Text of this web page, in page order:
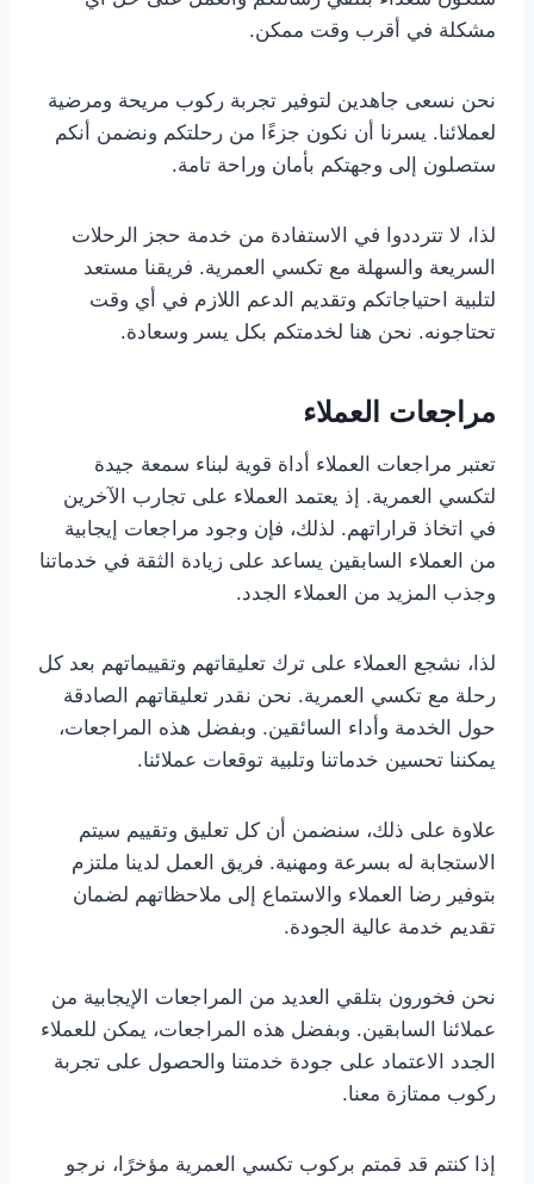
مشكلة في أقرب وقت ممكن.
نحن نسعى جاهدين لتوفير تجربة ركوب مريحة ومرضية
لعملائنا. يسرنا أن نكون جزءًا من رحلتكم ونضمن أنكم
ستصلون إلى وجهتكم بأمان وراحة تامة.
لذا، لا تترددوا في الاستفادة من خدمة حجز الرحلات
السريعة والسهلة مع تكسي العمرية. فريقنا مستعد
لتلبية احتياجاتكم وتقديم الدعم اللازم في أي وقت
تحتاجونه. نحن هنا لخدمتكم بكل يسر وسعادة.
مراجعات العملاء
تعتبر مراجعات العملاء أداة قوية لبناء سمعة جيدة
لتكسي العمرية. إذ يعتمد العملاء على تجارب الآخرين
في اتخاذ قراراتهم. لذلك، فإن وجود مراجعات إيجابية
من العملاء السابقين يساعد على زيادة الثقة في خدماتنا
وجذب المزيد من العملاء الجدد.
لذا، نشجع العملاء على ترك تعليقاتهم وتقييماتهم بعد كل
رحلة مع تكسي العمرية. نحن نقدر تعليقاتهم الصادقة
حول الخدمة وأداء السائقين. وبفضل هذه المراجعات،
يمكننا تحسين خدماتنا وتلبية توقعات عملائنا.
علاوة على ذلك، سنضمن أن كل تعليق وتقييم سيتم
الاستجابة له بسرعة ومهنية. فريق العمل لدينا ملتزم
بتوفير رضا العملاء والاستماع إلى ملاحظاتهم لضمان
تقديم خدمة عالية الجودة.
نحن فخورون بتلقي العديد من المراجعات الإيجابية من
عملائنا السابقين. وبفضل هذه المراجعات، يمكن للعملاء
الجدد الاعتماد على جودة خدمتنا والحصول على تجربة
ركوب ممتازة معنا.
إذا كنتم قد قمتم بركوب تكسي العمرية مؤخرًا، نرجو